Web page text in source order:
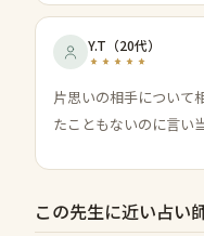
Y.T （20代）
片思いの相手について
たこともないのに言い
この先生に近い占い